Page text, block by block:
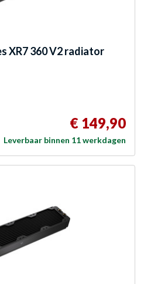
XR7 360 V2 radiator
€ 149,90
Leverbaar binnen 11 werkdagen